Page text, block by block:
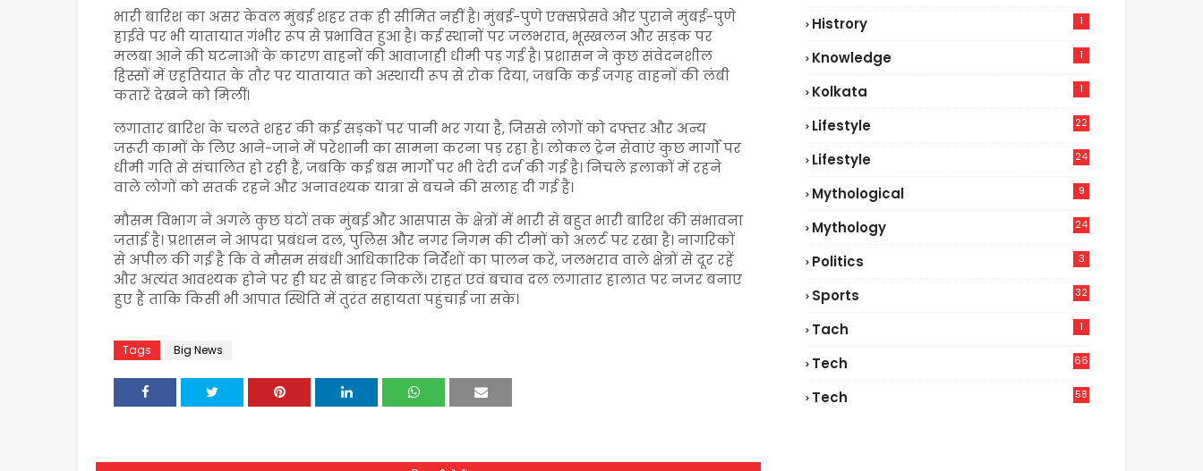
भारी बारिश का असर केवल मुंबई शहर तक ही सीमित नहीं है। मुंबई-पुणे एक्सप्रेसवे और पुराने मुंबई-पुणे
हाईवे पर भी यातायात गंभीर रूप से प्रभावित हुआ है। कई स्थानों पर जलभराव, भूस्खलन और सड़क पर
मलबा आने की घटनाओं के कारण वाहनों की आवाजाही धीमी पड़ गई है। प्रशासन ने कुछ संवेदनशील
हिस्सों में एहतियात के तौर पर यातायात को अस्थायी रूप से रोक दिया, जबकि कई जगह वाहनों की लंबी
कतारें देखने को मिलीं।
लगातार बारिश के चलते शहर की कई सड़कों पर पानी भर गया है, जिससे लोगों को दफ्तर और अन्य
जरूरी कामों के लिए आने-जाने में परेशानी का सामना करना पड़ रहा है। लोकल ट्रेन सेवाएं कुछ मार्गों पर
धीमी गति से संचालित हो रही हैं, जबकि कई बस मार्गों पर भी देरी दर्ज की गई है। निचले इलाकों में रहने
वाले लोगों को सतर्क रहने और अनावश्यक यात्रा से बचने की सलाह दी गई है।
मौसम विभाग ने अगले कुछ घंटों तक मुंबई और आसपास के क्षेत्रों में भारी से बहुत भारी बारिश की संभावना
जताई है। प्रशासन ने आपदा प्रबंधन दल, पुलिस और नगर निगम की टीमों को अलर्ट पर रखा है। नागरिकों
से अपील की गई है कि वे मौसम संबंधी आधिकारिक निर्देशों का पालन करें, जलभराव वाले क्षेत्रों से दूर रहें
और अत्यंत आवश्यक होने पर ही घर से बाहर निकलें। राहत एवं बचाव दल लगातार हालात पर नजर बनाए
हुए हैं ताकि किसी भी आपात स्थिति में तुरंत सहायता पहुंचाई जा सके।
Tags Big News
Histrory 1
Knowledge 1
Kolkata 1
Lifestyle
22
Lifestyle
24
Mythological 9
Mythology 24
Politics 3
Sports 32
Tach 1
Tech
66
Tech
58